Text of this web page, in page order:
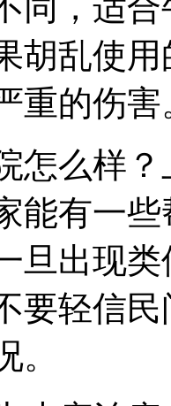
胡乱使
重的伤害
怎么样
能有一
旦出现
要轻信